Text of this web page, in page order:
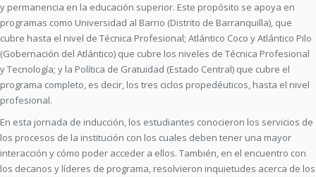
y permanencia en la educación superior. Este propósito se apoya en
programas como Universidad al Barrio (Distrito de Barranquilla), que
cubre hasta el nivel de Técnica Profesional; Atlántico Coco y Atlántico Pilo
(Gobernación del Atlántico) que cubre los niveles de Técnica Profesional
y Tecnología; y la Política de Gratuidad (Estado Central) que cubre el
programa completo, es decir, los tres ciclos propedéuticos, hasta el nivel
profesional.
En esta jornada de inducción, los estudiantes conocieron los servicios de
los procesos de la institución con los cuales deben tener una mayor
interacción y cómo poder acceder a ellos. También, en el encuentro con
los decanos y líderes de programa, resolvieron inquietudes acerca de los